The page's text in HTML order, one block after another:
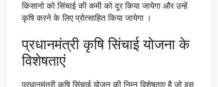
किसानो को सिंचाई की कमी को दूर किया जायेगा और उन्हें
कृषि करने के लिए प्रोत्साहित किया जायेगा ।
प्रधानमंत्री कृषि सिंचाई योजना के
विशेषताएं
प्रधानमंत्री कृषि सिंचाई योजन की निम्न विशेषताए है जो इस